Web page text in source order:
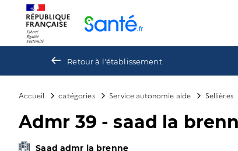
Retour à l'établissement
Accueil catégories Service autonomie aide Sellières
Admr 39 - saad la
Saad admr la brenne
Panneau de gestion des cookies